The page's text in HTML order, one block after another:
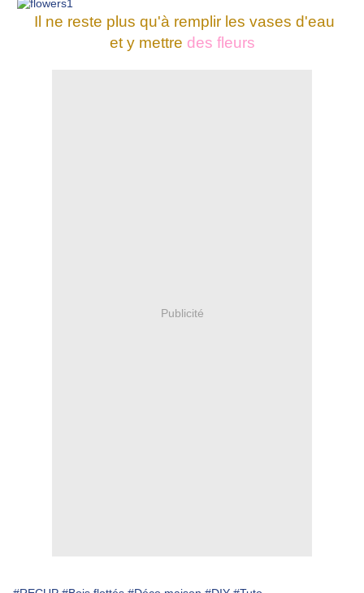
Il ne reste plus qu'à remplir les vases d'eau
et y mettre des fleurs
Publicité